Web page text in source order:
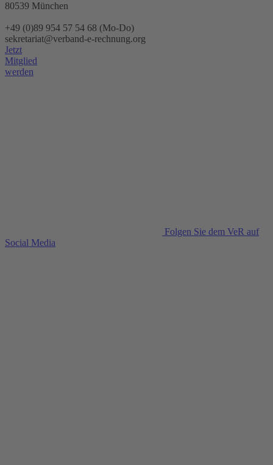
80539 München
+49 (0)89 954 57 54 68 (Mo-Do)
sekretariat@verband-e-rechnung.org
Jetzt
Mitglied
werden
Folgen Sie dem VeR auf
Social Media